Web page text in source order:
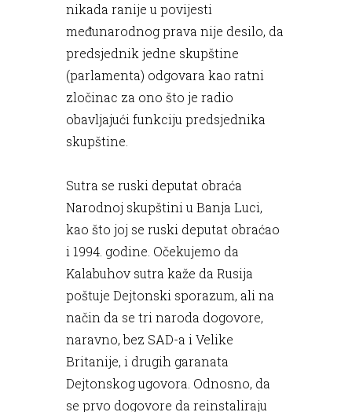
nikada ranije u povijesti
međunarodnog prava nije desilo, da
predsjednik jedne skupštine
(parlamenta) odgovara kao ratni
zločinac za ono što je radio
obavljajući funkciju predsjednika
skupštine.
Sutra se ruski deputat obraća
Narodnoj skupštini u Banja Luci,
kao što joj se ruski deputat obraćao
i 1994. godine. Očekujemo da
Kalabuhov sutra kaže da Rusija
poštuje Dejtonski sporazum, ali na
način da se tri naroda dogovore,
naravno, bez SAD-a i Velike
Britanije, i drugih garanata
Dejtonskog ugovora. Odnosno, da
se prvo dogovore da reinstaliraju